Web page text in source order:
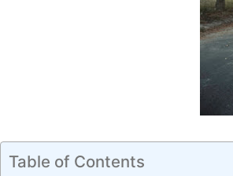
Table of Contents